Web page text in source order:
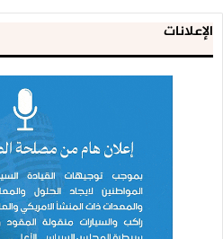
الإعلانات